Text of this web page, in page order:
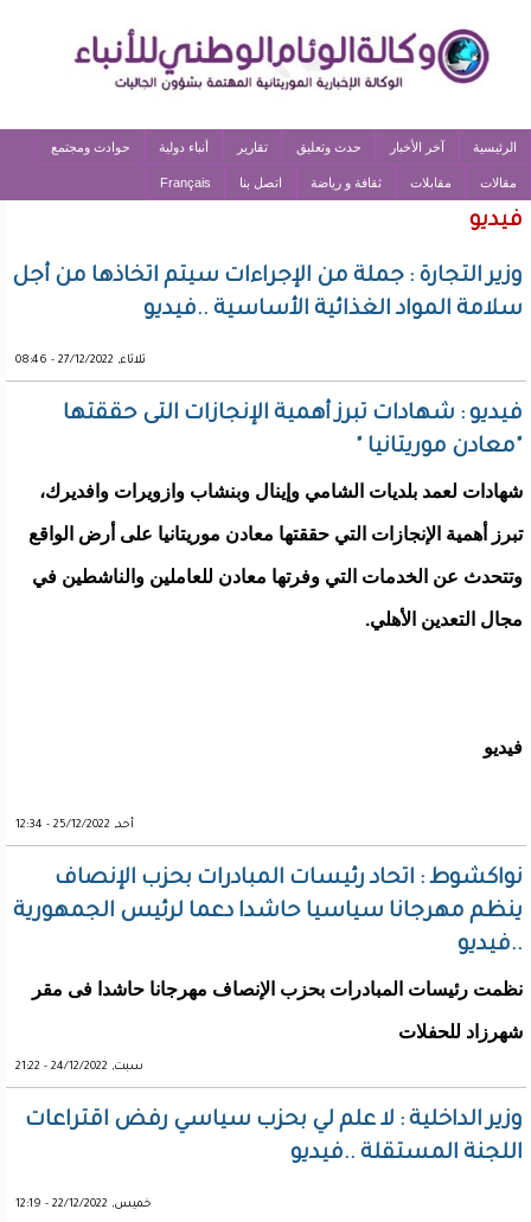
الرئيسية آخر الأخبار حدث وتعليق تقارير أنباء دولية حوادث ومجتمع
مقالات مقابلات ثقافة و رياضة اتصل بنا Français
فيديو
وزير التجارة : جملة من الإجراءات سيتم اتخاذها من أجل
سلامة المواد الغذائية الأساسية ..فيديو
ثلاثاء, 27/12/2022 - 08:46
فيديو : شهادات تبرز أهمية الإنجازات التى حققتها
"معادن موريتانيا "
شهادات لعمد بلديات الشامي وإينال وبنشاب وازويرات وافديرك،
تبرز أهمية الإنجازات التي حققتها معادن موريتانيا على أرض الواقع
وتتحدث عن الخدمات التي وفرتها معادن للعاملين والناشطين في
مجال التعدين الأهلي.
فيديو
أحد, 25/12/2022 - 12:34
نواكشوط : اتحاد رئيسات المبادرات بحزب الإنصاف
ينظم مهرجانا سياسيا حاشدا دعما لرئيس الجمهورية
..فيديو
نظمت رئيسات المبادرات بحزب الإنصاف مهرجانا حاشدا فى مقر
شهرزاد للحفلات
سبت, 24/12/2022 - 21:22
وزير الداخلية : لا علم لي بحزب سياسي رفض اقتراعات
اللجنة المستقلة ..فيديو
خميس, 22/12/2022 - 12:19